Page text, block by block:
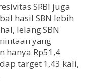
SRBI juga
hasil SBN lebih
lelang SBN
yang
hanya Rp51,4
target 1,43 kali,